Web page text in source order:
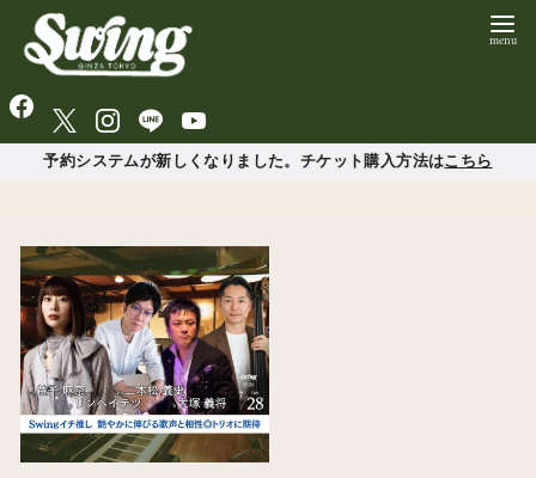
予約システムが新しくなりました。チケット購入方法はこちら